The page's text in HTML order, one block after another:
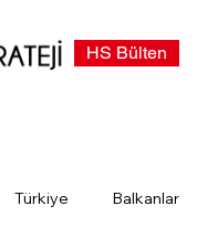
HS Bülten
Türkiye Balkanlar